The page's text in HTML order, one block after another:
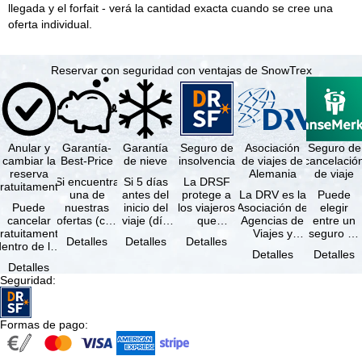
llegada y el forfait - verá la cantidad exacta cuando se cree una
oferta individual.
Reservar con seguridad con ventajas de SnowTrex
Anular y
cambiar la
reserva
Puede
cancelar
de los
a
reserva, …
Detalles
Garantía-
Best-Price
Si encuentra
una de
nuestras
ofertas (con
prestaciones
Detalles
Garantía
de nieve
Si 5 días
antes del
inicio del
viaje (día
ninguna de
Detalles
Seguro de
insolvencia
La DRSF
protege a
los viajeros
que
viaje
Detalles
Asociación
de viajes de
Alemania
La DRV es la
Asociación de
Agencias de
Viajes y
más grande
Detalles
Seguro de
de viaje
Puede
elegir
entre un
seguro de
de viaje
Detalles
Seguridad:
Formas de pago: